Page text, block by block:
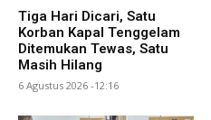
Tiga Hari Dicari, Satu
Korban Kapal Tenggelam
Ditemukan Tewas, Satu
Masih Hilang
6 Agustus 2026 -12:16